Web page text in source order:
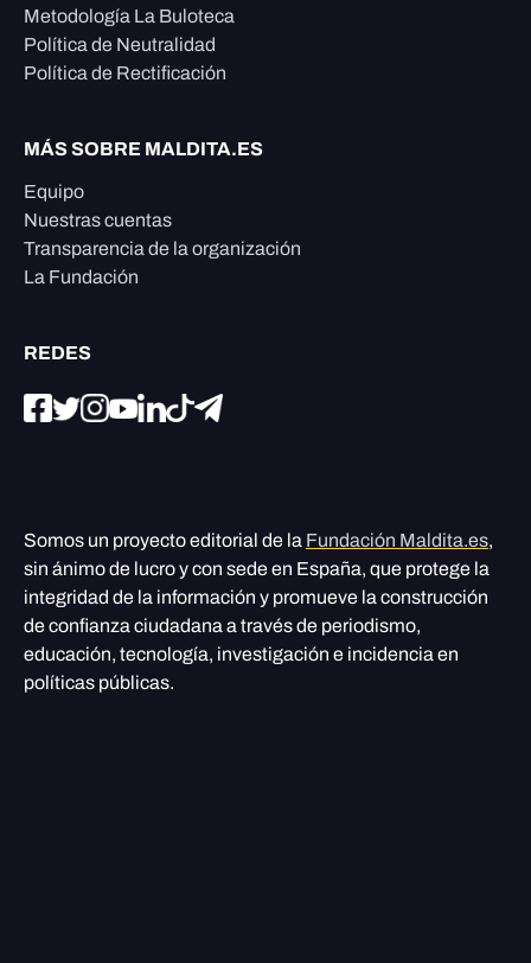
Metodología La Buloteca
Política de Neutralidad
Política de Rectificación
MÁS SOBRE MALDITA.ES
Equipo
Nuestras cuentas
Transparencia de la organización
La Fundación
REDES
Somos un proyecto editorial de la Fundación Maldita.es,
sin ánimo de lucro y con sede en España, que protege la
integridad de la información y promueve la construcción
de confianza ciudadana a través de periodismo,
educación, tecnología, investigación e incidencia en
políticas públicas.